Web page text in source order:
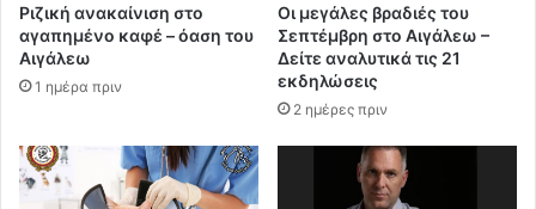
Ριζική ανακαίνιση στο
αγαπημένο καφέ – όαση του
Αιγάλεω
1 ημέρα πριν
Οι μεγάλες βραδιές του
Σεπτέμβρη στο Αιγάλεω –
Δείτε αναλυτικά τις 21
εκδηλώσεις
2 ημέρες πριν